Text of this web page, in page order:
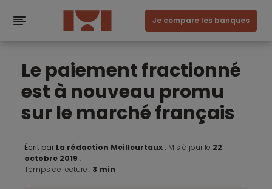
Je compare les banques
Le paiement fractionné
est à nouveau promu
sur le marché français
Écrit par La rédaction Meilleurtaux . Mis à jour le 22
octobre 2019 .
Temps de lecture : 3 min